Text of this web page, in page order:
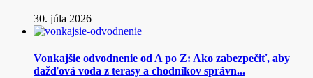
30. júla 2026
Vonkajšie odvodnenie od A po Z: Ako zabezpečiť, aby
dažďová voda z terasy a chodníkov správn...